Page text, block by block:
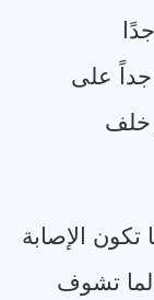
على
خلف
الإصابة
لما تشوف